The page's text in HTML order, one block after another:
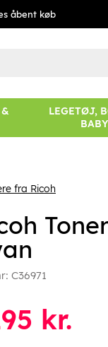
åbent køb
&
LEGETØJ,
BABY
fra Ricoh
C36971
kr.